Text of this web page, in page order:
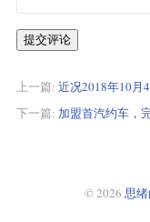
提交评论
上一篇: 近况2018年10月
下一篇: 加盟首汽约车，
© 2026 思